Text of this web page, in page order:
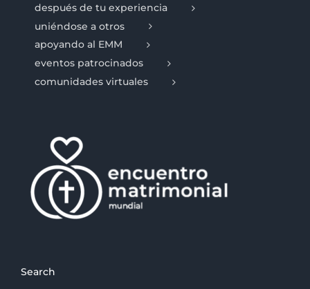
después de tu experiencia
uniéndose a otros
apoyando al EMM
eventos patrocinados
comunidades virtuales
Search